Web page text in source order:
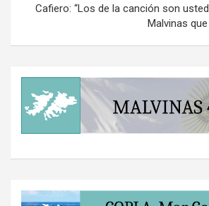
Cafiero: “Los de la canción son
Malvinas